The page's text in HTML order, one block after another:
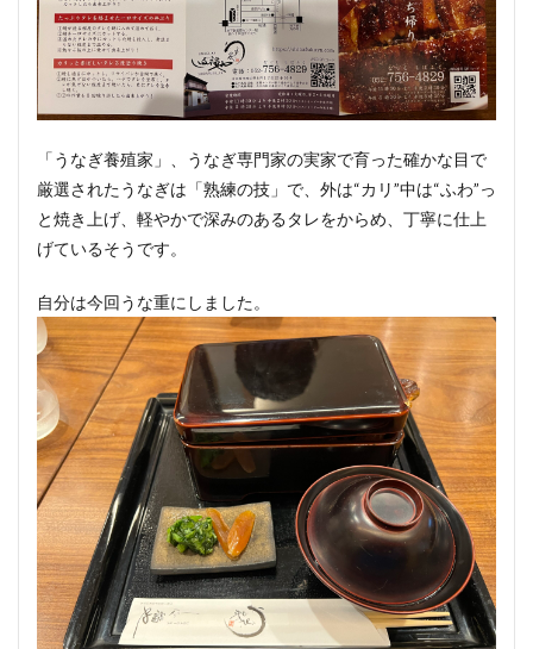
「うなぎ養殖家」、うなぎ専門家の実家で育った確かな目で
厳選されたうなぎは「熟練の技」で、外は“カリ”中は“ふわ”っ
と焼き上げ、軽やかで深みのあるタレをからめ、丁寧に仕上
げているそうです。
自分は今回うな重にしました。